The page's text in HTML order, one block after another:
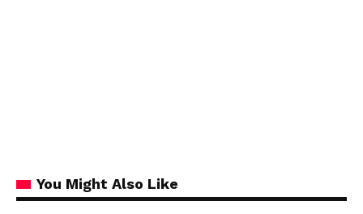
You Might Also Like